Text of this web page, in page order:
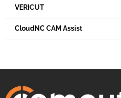
VERICUT
CloudNC CAM Assist